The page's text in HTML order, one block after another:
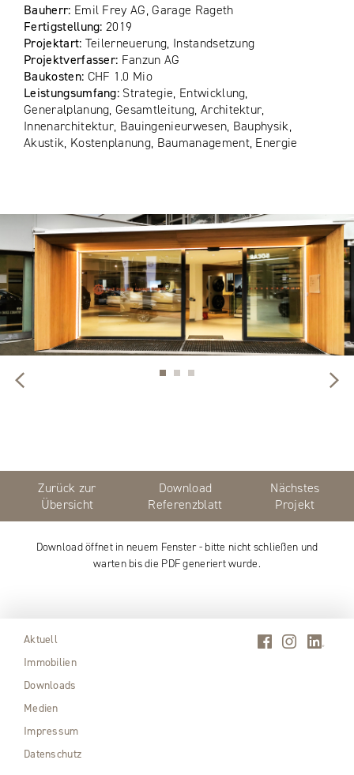
Bauherr: Emil Frey AG, Garage Rageth
Fertigstellung:2019
Projektart: Teilerneuerung, Instandsetzung
Projektverfasser: Fanzun AG
Baukosten: CHF 1.0 Mio
Leistungsumfang: Strategie, Entwicklung,
Generalplanung, Gesamtleitung, Architektur,
Innenarchitektur, Bauingenieurwesen, Bauphysik,
Akustik, Kostenplanung, Baumanagement, Energie
Zurück zur
Übersicht
Download
Referenzblatt
Nächstes
Projekt
Download öffnet in neuem Fenster - bitte nicht schließen und
warten bis die PDF generiert wurde.
Aktuell
Immobilien
Downloads
Medien
Impressum
Datenschutz